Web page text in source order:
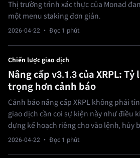
Thị trường trình xác thực của Monad
một menu staking đơn giản.
2026-04-22 · Đọc 1 phút
Chiến lược giao dịch
Nâng cấp v3.1.3 của XRPL:
trọng hơn cảnh báo
Cảnh báo nâng cấp XRPL không phải
giao dịch cần coi sự kiện này như điều
dựng kế hoạch riêng cho vào lệnh, hủy
2026-04-22 · Đọc 1 phút